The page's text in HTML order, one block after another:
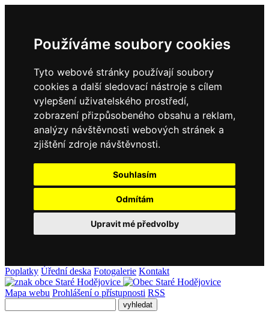
Používáme soubory cookies
Tyto webové stránky používají soubory
cookies a další sledovací nástroje s cílem
vylepšení uživatelského prostředí,
zobrazení přizpůsobeného obsahu a reklam,
analýzy návštěvnosti webových stránek a
zjištění zdroje návštěvnosti.
Souhlasím
Odmítám
Upravit mé předvolby
Poplatky Úřední deska Fotogalerie Kontakt
Mapa webu Prohlášení o přístupnosti RSS